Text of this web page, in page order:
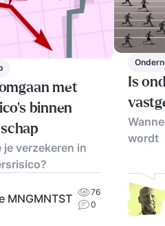
met
binnen
verzekeren in
MNGMNTST
76
0
Is
wordt